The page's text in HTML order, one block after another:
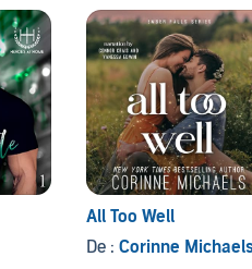
All Too Well
De :Corinne